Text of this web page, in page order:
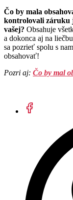
Čo by mala
kontrolovali záruku
vašej? Obsahuje
a dokonca aj na
sa pozrieť spolu s
obsahovať!
Pozri aj: Čo by mal